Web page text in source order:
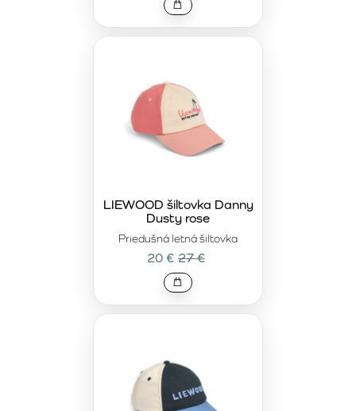
Priedušná letná šiltovka
LIEWOOD šiltovka Danny
Dusty rose
20 € 27 €